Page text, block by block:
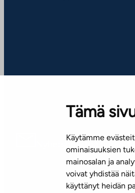
Tämä
Käytämme
ominaisuuksien
mainosalan ja
voivat yhdistää
käyttänyt heidän
Nyhetsbrev (på finska)